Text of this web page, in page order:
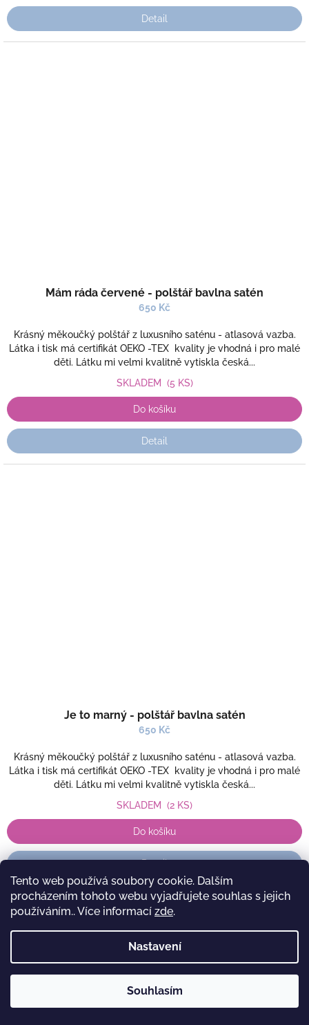
Tento web používá soubory cookie. Dalším
procházením tohoto webu vyjadřujete souhlas s jejich
používáním.. Více informací zde.
Nastavení
Souhlasím
Detail
Mám ráda červené - polštář bavlna satén
650 Kč
Krásný měkoučký polštář z luxusního saténu - atlasová vazba.
Látka i tisk má certifikát OEKO -TEX kvality je vhodná i pro malé
děti. Látku mi velmi kvalitně vytiskla česká...
SKLADEM (5 KS)
Do košíku
Detail
Je to marný - polštář bavlna satén
650 Kč
Krásný měkoučký polštář z luxusního saténu - atlasová vazba.
Látka i tisk má certifikát OEKO -TEX kvality je vhodná i pro malé
děti. Látku mi velmi kvalitně vytiskla česká...
SKLADEM (2 KS)
Do košíku
Detail